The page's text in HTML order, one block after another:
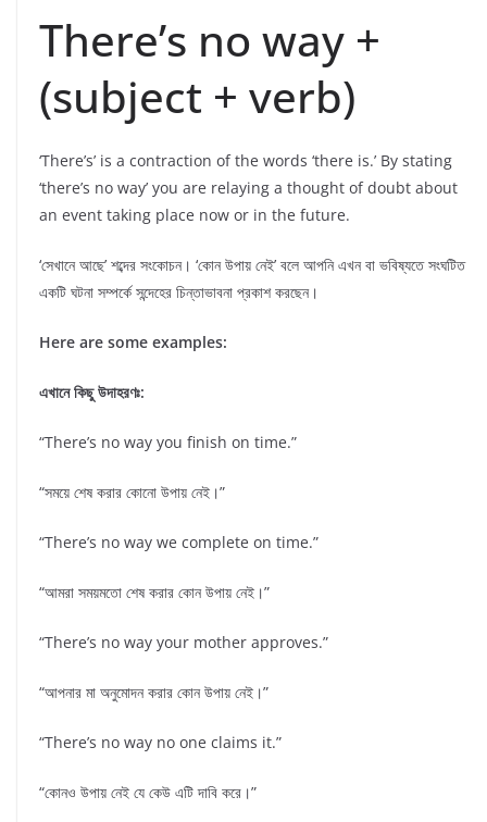
There’s no way +
(subject + verb)
‘There’s’ is a contraction of the words ‘there is.’ By stating
‘there’s no way’ you are relaying a thought of doubt about
an event taking place now or in the future.
‘সেখানে আছে’ শব্দের সংকোচন। ‘কোন উপায় নেই’ বলে আপনি এখন বা ভবিষ্যতে সংঘটিত
একটি ঘটনা সম্পর্কে সন্দেহের চিন্তাভাবনা প্রকাশ করছেন।
Here are some examples:
এখানে কিছু উদাহরণঃ:
“There’s no way you finish on time.”
“সময়ে শেষ করার কোনো উপায় নেই।”
“There’s no way we complete on time.”
“আমরা সময়মতো শেষ করার কোন উপায় নেই।”
“There’s no way your mother approves.”
“আপনার মা অনুমোদন করার কোন উপায় নেই।”
“There’s no way no one claims it.”
“কোনও উপায় নেই যে কেউ এটি দাবি করে।”